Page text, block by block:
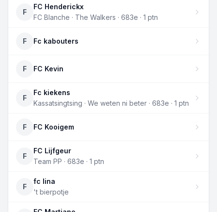
F
FC Henderickx
FC Blanche · The Walkers · 683e · 1 ptn
F Fc kabouters
F FC Kevin
F
Fc kiekens
Kassatsingtsing · We weten ni beter · 683e · 1 ptn
F FC Kooigem
F
FC Lijfgeur
Team PP · 683e · 1 ptn
F
fc lina
't bierpotje